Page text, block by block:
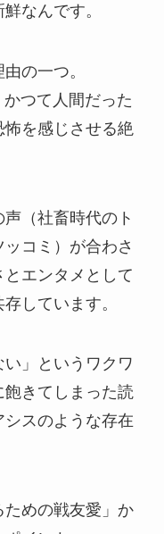
なんです。
の一つ。
つて人間だった
を感じさせる絶
（社畜時代のト
コミ）が合わさ
エンタメとして
しています。
い」というワクワ
飽きてしまった読
スのような存在
ための戦友愛」か